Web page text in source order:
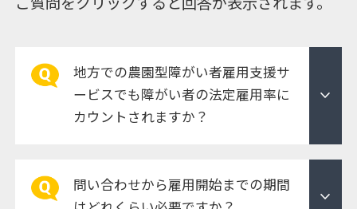
ご質問をクリックすると回答が表示されます。
地方での農園型障がい者雇用支援サ
ービスでも障がい者の法定雇用率に
カウントされますか？
expand_more
問い合わせから雇用開始までの期間
expand_more